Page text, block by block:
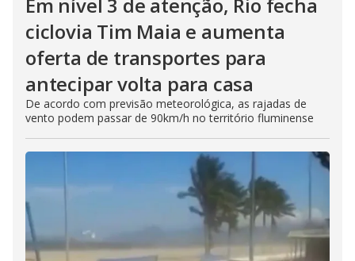
ciclovia Tim Maia e aumenta
oferta de transportes para
antecipar volta para casa
De acordo com previsão meteorológica, as rajadas de
vento podem passar de 90km/h no território fluminense